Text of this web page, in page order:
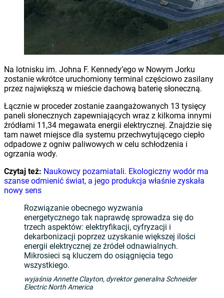
Na lotnisku im. Johna F. Kennedy’ego w Nowym Jorku
zostanie wkrótce uruchomiony terminal częściowo zasilany
przez największą w mieście dachową baterię słoneczną.
Łącznie w proceder zostanie zaangażowanych 13 tysięcy
paneli słonecznych zapewniających wraz z kilkoma innymi
źródłami 11,34 megawata energii elektrycznej. Znajdzie się
tam nawet miejsce dla systemu przechwytującego ciepło
odpadowe z ogniw paliwowych w celu schłodzenia i
ogrzania wody.
Czytaj też: Naukowcy pozamiatali. Ekologiczny wodór ma
szanse odmienić świat, a jego produkcja właśnie zyskała
nowy sens
Rozwiązanie obecnego wyzwania
energetycznego tak naprawdę sprowadza się do
trzech aspektów: elektryfikacji, cyfryzacji i
dekarbonizacji poprzez uzyskanie większej ilości
energii elektrycznej ze źródeł odnawialnych.
Mikrosieci są kluczem do osiągnięcia tego
wszystkiego.
wyjaśnia Annette Clayton, dyrektor generalna Schneider
Electric North America